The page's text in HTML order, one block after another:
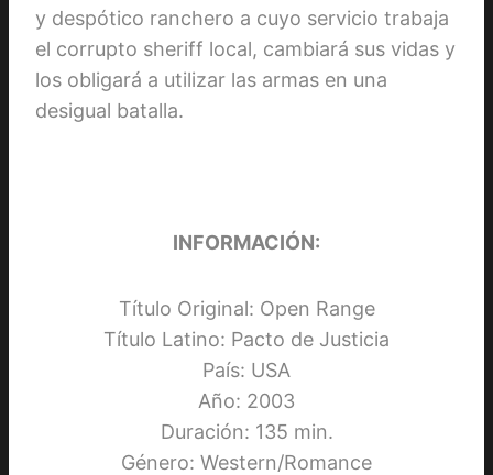
y despótico ranchero a cuyo servicio trabaja
el corrupto sheriff local, cambiará sus vidas y
los obligará a utilizar las armas en una
desigual batalla.
INFORMACIÓN:
Título Original: Open Range
Título Latino: Pacto de Justicia
País: USA
Año: 2003
Duración: 135 min.
Género: Western/Romance